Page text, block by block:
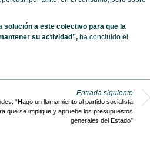
solución a este colectivo para que la
su actividad”, ha concluido el
Entrada siguiente
“Hago un llamamiento al partido socialista
que se implique y apruebe los presupuestos
generales del Estado”